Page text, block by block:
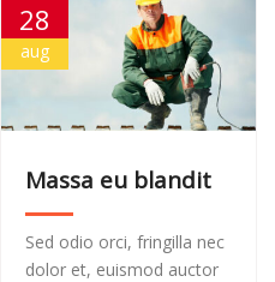
28
aug
Massa eu blandit
Sed odio orci, fringilla nec
dolor et, euismod auctor